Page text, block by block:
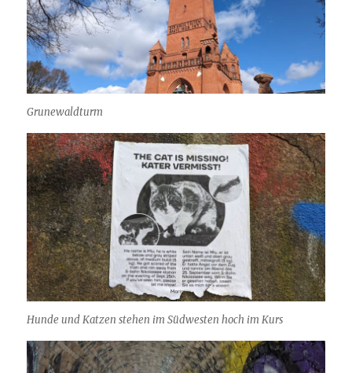
Grunewaldturm
Hunde und Katzen stehen im Südwesten hoch im Kurs